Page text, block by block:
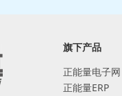
旗下产品
正能量电子网
正能量ERP